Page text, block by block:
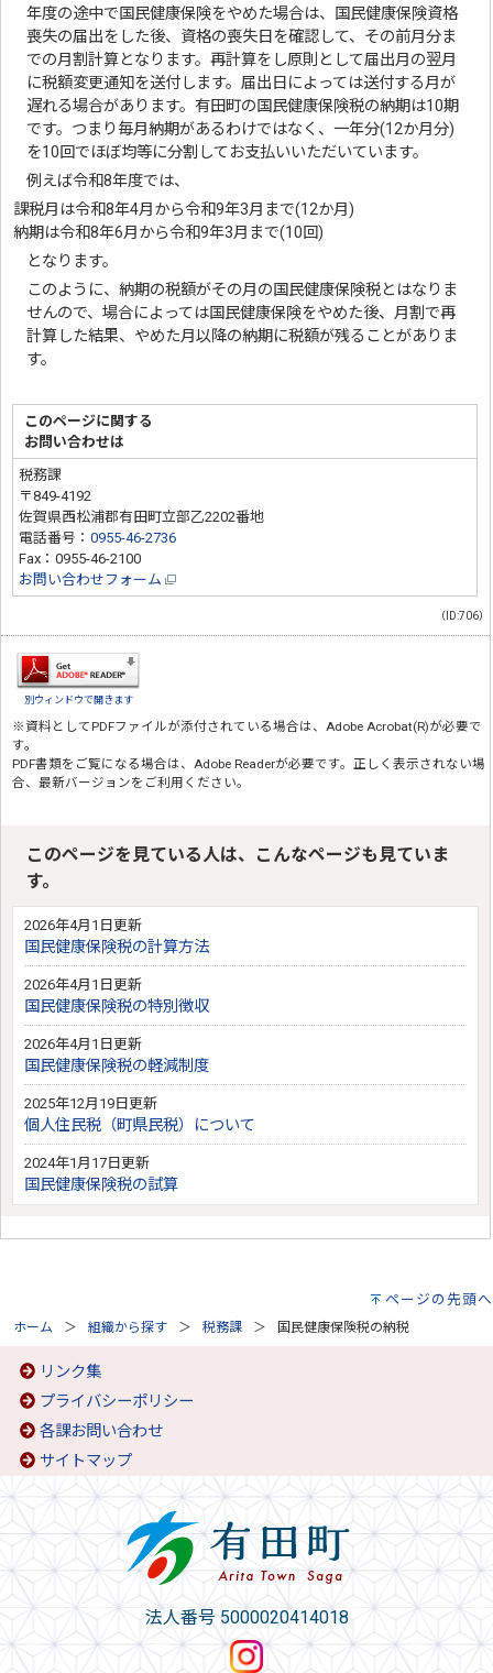
年度の途中で国民健康保険をやめた場合は、国民健康保険資格
喪失の届出をした後、資格の喪失日を確認して、その前月分ま
での月割計算となります。再計算をし原則として届出月の翌月
に税額変更通知を送付します。届出日によっては送付する月が
遅れる場合があります。有田町の国民健康保険税の納期は10期
です。つまり毎月納期があるわけではなく、一年分(12か月分)
を10回でほぼ均等に分割してお支払いいただいています。
例えば令和8年度では、
課税月は令和8年4月から令和9年3月まで(12か月)
納期は令和8年6月から令和9年3月まで(10回)
となります。
このように、納期の税額がその月の国民健康保険税とはなりま
せんので、場合によっては国民健康保険をやめた後、月割で再
計算した結果、やめた月以降の納期に税額が残ることがありま
す。
このページに関する
お問い合わせは
税務課
〒849-4192
佐賀県西松浦郡有田町立部乙2202番地
電話番号：0955-46-2736
Fax：0955-46-2100
お問い合わせフォーム
（ID:706）
別ウィンドウで開きます
※資料としてPDFファイルが添付されている場合は、 Adobe Acrobat(R)が必要で
す。
PDF書類をご覧になる場合は、 Adobe Readerが必要です。正しく表示されない場
合、最新バージョンをご利用ください。
このページを見ている人は、こんなページも見ていま
す。
2026年4月1日更新
国民健康保険税の計算方法
2026年4月1日更新
国民健康保険税の特別徴収
2026年4月1日更新
国民健康保険税の軽減制度
2025年12月19日更新
個人住民税（町県民税）について
2024年1月17日更新
国民健康保険税の試算
ページの先頭へ
ホーム 組織から探す 税務課 国民健康保険税の納税
リンク集
プライバシーポリシー
各課お問い合わせ
サイトマップ
法人番号 5000020414018